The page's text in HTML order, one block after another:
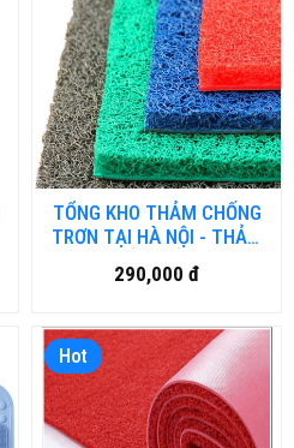
TỔNG KHO THẢM CHỐNG
TRƠN TẠI HÀ NỘI - THẢM
NHỤA RỐI, THẢM NHƯA
LƯỚI, THẢM 3D
290,000 đ
Hot